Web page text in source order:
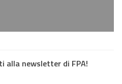
alla newsletter di FPA!